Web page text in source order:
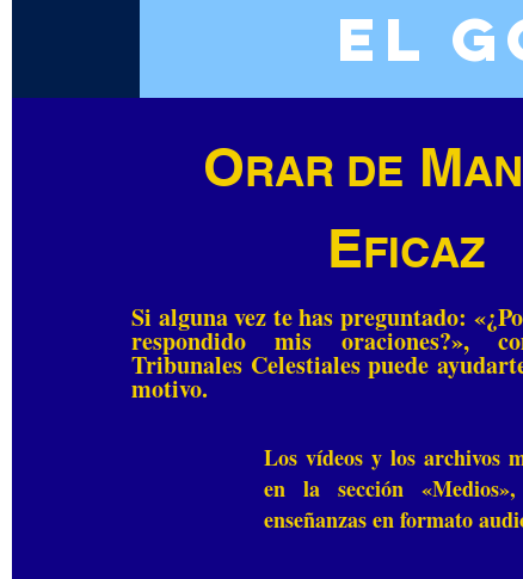
El
ORAR DE M
EFICAZ
Si alguna vez te has preguntado:
respondido mis oraciones?»,
Tribunales Celestiales puede
motivo.
Los vídeos y los archivos
en la sección
enseñanzas en formato